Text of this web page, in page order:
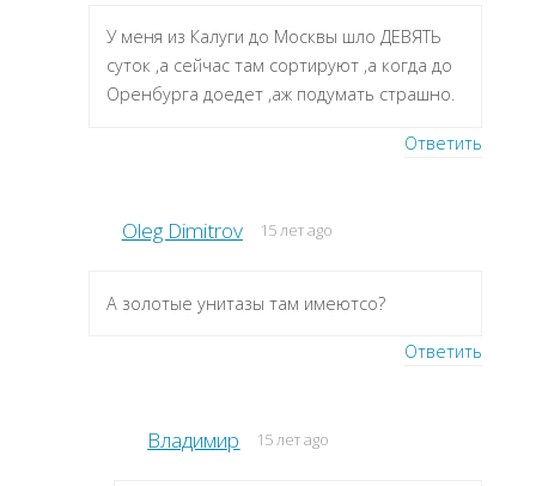
У меня из Калуги до Москвы шло ДЕВЯТЬ
суток ,а сейчас там сортируют ,а когда до
Оренбурга доедет ,аж подумать страшно.
Ответить
Oleg Dimitrov 15 лет ago
А золотые унитазы там имеютсо?
Ответить
Владимир 15 лет ago